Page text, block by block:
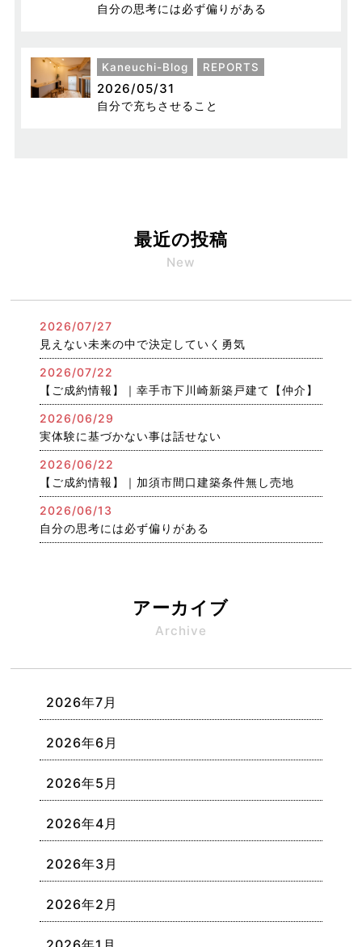
自分の思考には必ず偏りがある
Kaneuchi-Blog REPORTS
2026/05/31
自分で充ちさせること
最近の投稿
New
2026/07/27
見えない未来の中で決定していく勇気
2026/07/22
【ご成約情報】｜幸手市下川崎新築戸建て【仲介】
2026/06/29
実体験に基づかない事は話せない
2026/06/22
【ご成約情報】｜加須市間口建築条件無し売地
2026/06/13
自分の思考には必ず偏りがある
アーカイブ
Archive
2026年7月
2026年6月
2026年5月
2026年4月
2026年3月
2026年2月